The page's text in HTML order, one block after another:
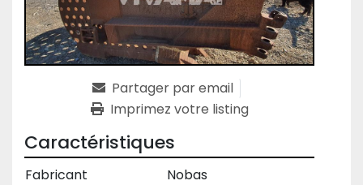
Partager par email
Imprimez votre listing
Caractéristiques
Fabricant
Nobas